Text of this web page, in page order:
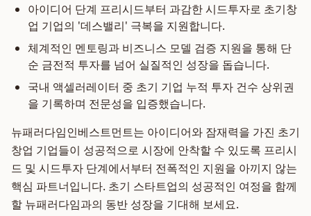
아이디어 단계 프리시드부터 과감한 시드투자로 초기창
업 기업의 '데스밸리' 극복을 지원합니다.
체계적인 멘토링과 비즈니스 모델 검증 지원을 통해 단
순 금전적 투자를 넘어 실질적인 성장을 돕습니다.
국내 액셀러레이터 중 초기 기업 누적 투자 건수 상위권
을 기록하며 전문성을 입증했습니다.
뉴패러다임인베스트먼트는 아이디어와 잠재력을 가진 초기
창업 기업들이 성공적으로 시장에 안착할 수 있도록 프리시
드 및 시드투자 단계에서부터 전폭적인 지원을 아끼지 않는
핵심 파트너입니다. 초기 스타트업의 성공적인 여정을 함께
할 뉴패러다임과의 동반 성장을 기대해 보세요.